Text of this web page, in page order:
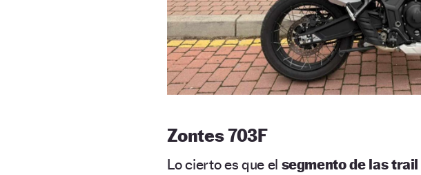
Zontes 703F
Lo cierto es que el segmento de las trail